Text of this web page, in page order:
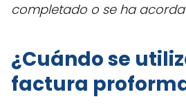
completado o se ha
¿Cuándo se
factura